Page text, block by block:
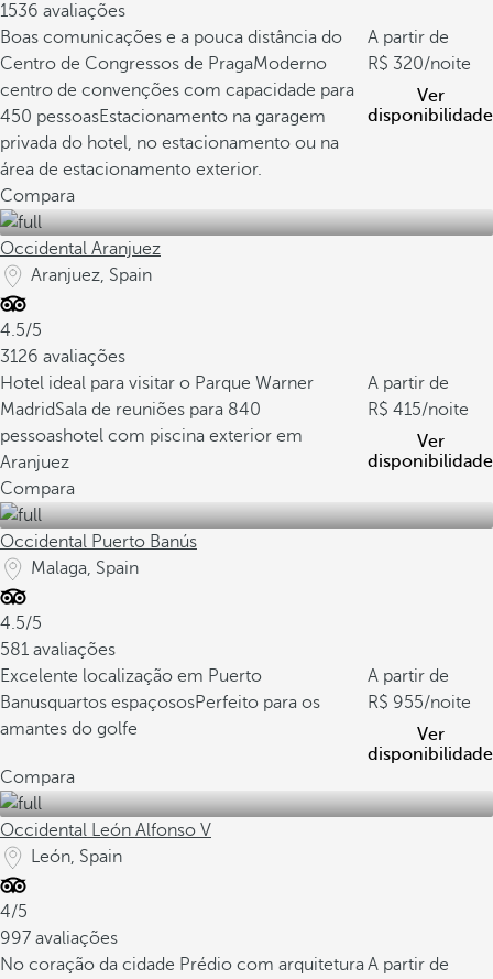
1536 avaliações
Boas comunicações e a pouca distância do
Centro de Congressos de PragaModerno
centro de convenções com capacidade para
450 pessoasEstacionamento na garagem
privada do hotel, no estacionamento ou na
área de estacionamento exterior.
A partir de
320/noite
Ver
disponibilidade
Compara
Occidental Aranjuez
Aranjuez, Spain
4.5/5
3126 avaliações
Hotel ideal para visitar o Parque Warner
MadridSala de reuniões para 840
pessoashotel com piscina exterior em
Aranjuez
A partir de
415/noite
Ver
disponibilidade
Compara
Occidental Puerto Banús
Malaga, Spain
4.5/5
581 avaliações
Excelente localização em Puerto
Banusquartos espaçososPerfeito para os
amantes do golfe
A partir de
955/noite
Ver
disponibilidade
Compara
Occidental León Alfonso V
León, Spain
4/5
997 avaliações
No coração da cidade Prédio com arquiteturaA partir de